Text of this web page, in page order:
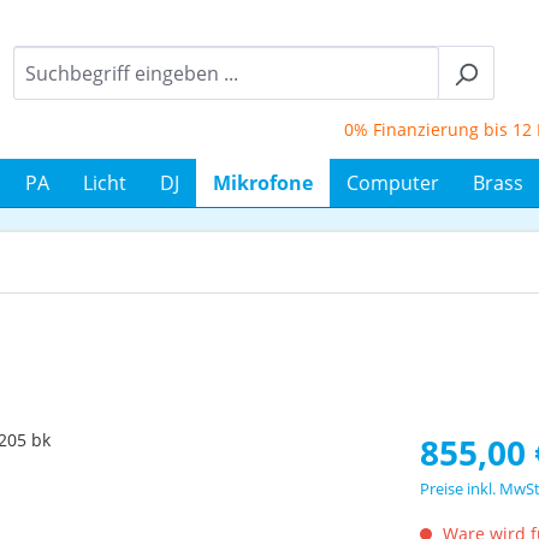
0% Finanzierung bis 12
PA Licht DJ Mikrofone Computer Brass
Regulärer
855,00
Preise inkl.
Ware wird